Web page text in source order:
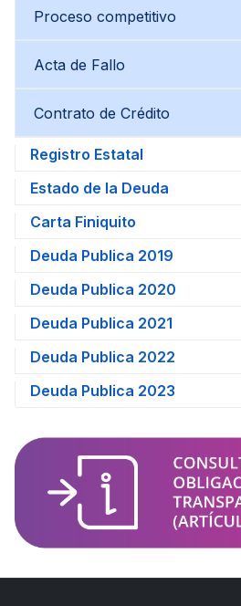
Proceso competitivo
Acta de Fallo
Contrato de Crédito
Registro Estatal
Estado de la Deuda
Carta Finiquito
Deuda Publica 2019
Deuda Publica 2020
Deuda Publica 2021
Deuda Publica 2022
Deuda Publica 2023